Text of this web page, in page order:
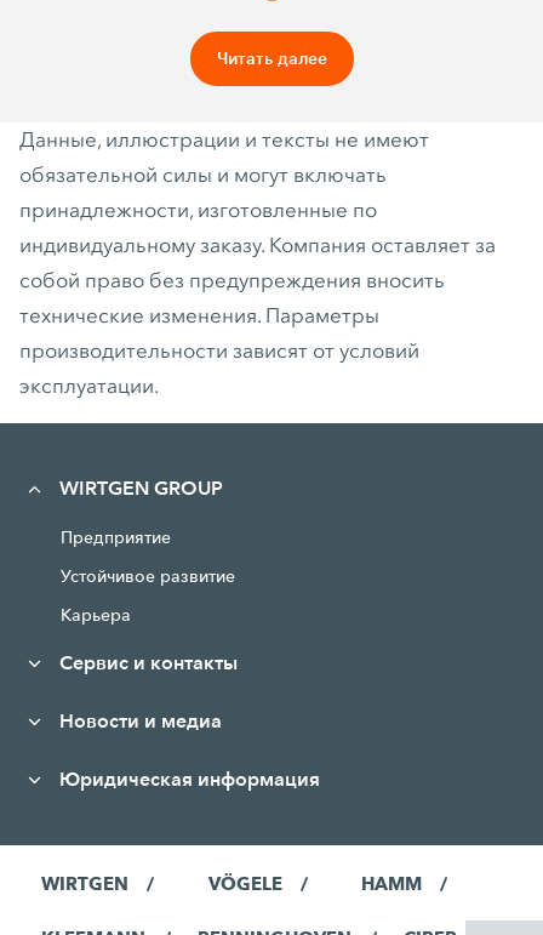
Читать далее
Данные, иллюстрации и тексты не имеют
обязательной силы и могут включать
принадлежности, изготовленные по
индивидуальному заказу. Компания оставляет за
собой право без предупреждения вносить
технические изменения. Параметры
производительности зависят от условий
эксплуатации.
WIRTGEN GROUP
Предприятие
Устойчивое развитие
Карьера
Сервис и контакты
Новости и медиа
Юридическая информация
WIRTGEN VÖGELE HAMM